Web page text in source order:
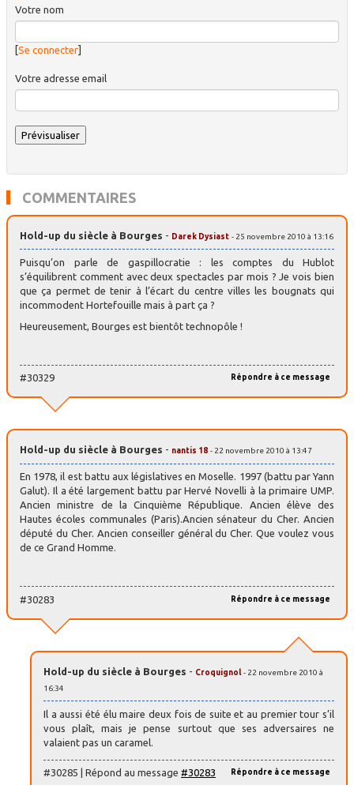
Votre nom
[Se connecter]
Votre adresse email
COMMENTAIRES
Hold-up du siècle à Bourges - Darek Dysiast - 25 novembre 2010 à 13:16
Puisqu’on parle de gaspillocratie : les comptes du Hublot
s’équilibrent comment avec deux spectacles par mois ? Je vois bien
que ça permet de tenir à l’écart du centre villes les bougnats qui
incommodent Hortefouille mais à part ça ?
Heureusement, Bourges est bientôt technopôle !
Répondre à ce message
#30329
Hold-up du siècle à Bourges - nantis 18 - 22 novembre 2010 à 13:47
En 1978, il est battu aux législatives en Moselle. 1997 (battu par Yann
Galut). Il a été largement battu par Hervé Novelli à la primaire UMP.
Ancien ministre de la Cinquième République. Ancien élève des
Hautes écoles communales (Paris).Ancien sénateur du Cher. Ancien
député du Cher. Ancien conseiller général du Cher. Que voulez vous
de ce Grand Homme.
Répondre à ce message
#30283
Hold-up du siècle à Bourges - Croquignol - 22 novembre 2010 à
16:34
Il a aussi été élu maire deux fois de suite et au premier tour s’il
vous plaît, mais je pense surtout que ses adversaires ne
valaient pas un caramel.
Répondre à ce message
#30285 | Répond au message #30283